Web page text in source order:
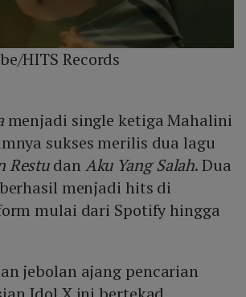
HITS Records
menjadi single ketiga Mahalini
sukses merilis dua lagu
Restudan Aku Yang Salah. Dua
menjadi hits di
mulai dari Spotify hingga
jebolan ajang pencarian